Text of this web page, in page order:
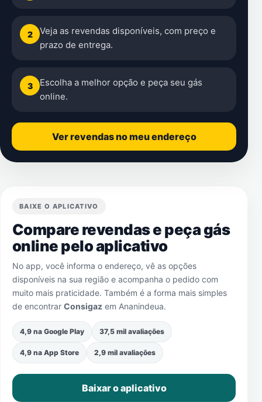
2
Veja as revendas disponíveis, com preço e
prazo de entrega.
3
Escolha a melhor opção e peça seu gás
online.
Ver revendas no meu endereço
BAIXE O APLICATIVO
Compare revendas e peça gás
online pelo aplicativo
No app, você informa o endereço, vê as opções
disponíveis na sua região e acompanha o pedido com
muito mais praticidade. Também é a forma mais simples
de encontrar Consigaz em Ananindeua.
4,9 na Google Play 37,5 mil avaliações
4,9 na App Store 2,9 mil avaliações
Baixar o aplicativo